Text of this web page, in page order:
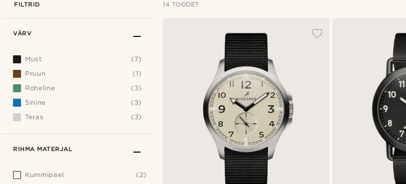
FILTRID 14 TOODET
VÄRV
Must
(7)
Pruun
(1)
Roheline
(3)
Sinine
(3)
Teras
(3)
RIHMA MATERJAL
Kummipael
(2)